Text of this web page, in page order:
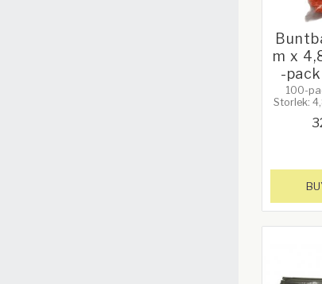
m x
-
100-
Storlek: